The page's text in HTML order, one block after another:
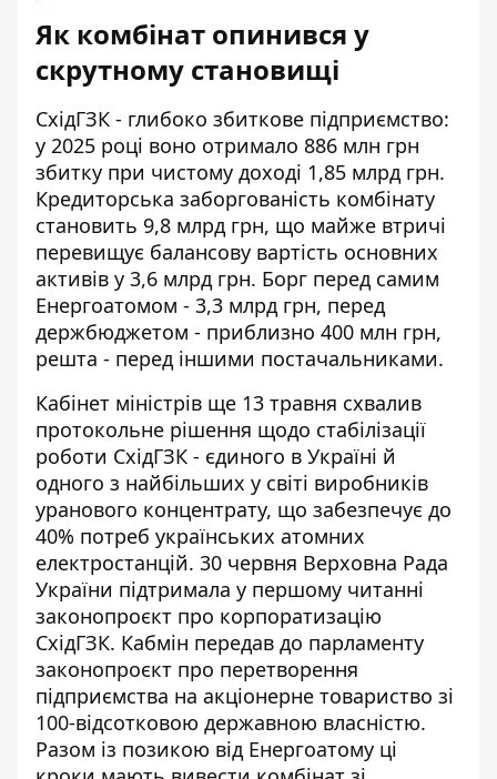
Як комбінат опинився у
скрутному становищі
СхідГЗК - глибоко збиткове підприємство:
у 2025 році воно отримало 886 млн грн
збитку при чистому доході 1,85 млрд грн.
Кредиторська заборгованість комбінату
становить 9,8 млрд грн, що майже втричі
перевищує балансову вартість основних
активів у 3,6 млрд грн. Борг перед самим
Енергоатомом - 3,3 млрд грн, перед
держбюджетом - приблизно 400 млн грн,
решта - перед іншими постачальниками.
Кабінет міністрів ще 13 травня схвалив
протокольне рішення щодо стабілізації
роботи СхідГЗК - єдиного в Україні й
одного з найбільших у світі виробників
уранового концентрату, що забезпечує до
40% потреб українських атомних
електростанцій. 30 червня Верховна Рада
України підтримала у першому читанні
законопроєкт про корпоратизацію
СхідГЗК. Кабмін передав до парламенту
законопроєкт про перетворення
підприємства на акціонерне товариство зі
100-відсотковою державною власністю.
Разом із позикою від Енергоатому ці